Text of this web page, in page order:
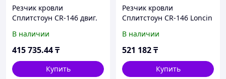
Резчик кровли
Сплитстоун CR-146 двиг.
В наличии
415 735.44₸
Купить
Резчик кровли
Сплитстоун CR-146 Loncin
В наличии
521 182₸
Купить